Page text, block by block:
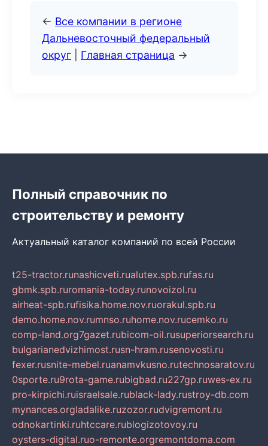
← Все компании в регионе
Дальневосточный федеральный
округ
Главная страница →
Полный справочник по
строительству и ремонту
Актуальный каталог компаний по всей России
t25-tractor.runashicveti.rualutex.spb.rufas.ru
gbmk.spb.ruromania-today.runovoizol.ru
airheat-spb.rufisika.home.nov.ruorakul.spb.ru
demo.home.nov.rumnso.ruhome.nov.rucemko.ru
comp-land.org7gazet.rubicom-oil.rusuperiorsearch.ru
bulgarianedvizhimost.rusn-hram.rusenovosti.ru
fexer.rusnite-mebel.ruanamvkusno.rutechnosaratov.ru
0sporte.ru9rota-game.rubigbad.ru227gp.ruwes-ex.ru
pro-kirpichi.ruisraelsale.rublack-lady.rustroy-db.com
mynances.orgladalike.ruzozor.rudvigremont.ru
odnokartinki.ruhtccare.rublogizotovoy.ru
oysters-digital.ruo-remonte.orgremontdoma.com